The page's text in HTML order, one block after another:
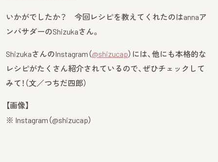
いかがでしたか？ 今回レシピを教えてくれたのはannaア
ンバサダーのShizukaさん。
ShizukaさんのInstagram（@shizucap）には、他にも本格的な
レシピがたくさん紹介されているので、ぜひチェックして
みて！（文／つちだ四郎）
【画像】
※ Instagram（@shizucap）